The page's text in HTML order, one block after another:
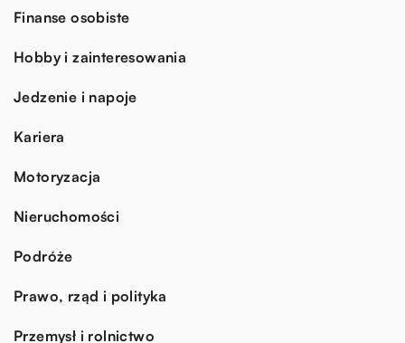
Finanse osobiste
Hobby i zainteresowania
Jedzenie i napoje
Kariera
Motoryzacja
Nieruchomości
Podróże
Prawo, rząd i polityka
Przemysł i rolnictwo